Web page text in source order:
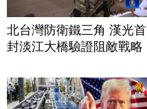
北台灣防衛鐵三角 漢光首
封淡江大橋驗證阻敵戰略